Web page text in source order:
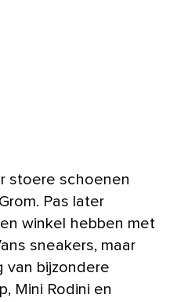
stoere schoenen
Pas later
winkel hebben met
sneakers, maar
van bijzondere
Mini Rodini en